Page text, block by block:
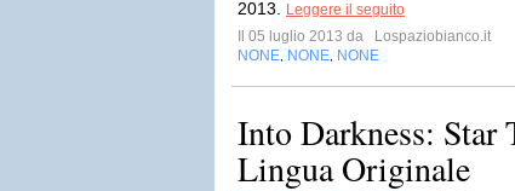
2013.
Leggere il seguito
Il 05 luglio 2013 da
Lospaziobianco.it
NONE NONE NONE
Into Darkness:
Lingua Originale